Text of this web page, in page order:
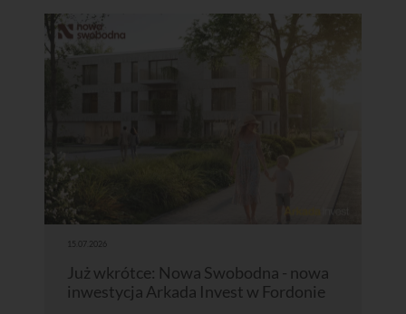
15.07.2026
Już wkrótce: Nowa Swobodna - nowa
inwestycja Arkada Invest w Fordonie